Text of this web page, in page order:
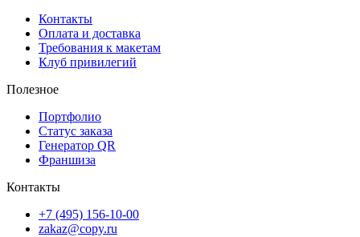
Контакты
Оплата и доставка
Требования к макетам
Клуб привилегий
Полезное
Портфолио
Статус заказа
Генератор QR
Франшиза
Контакты
+7 (495) 156-10-00
zakaz@copy.ru